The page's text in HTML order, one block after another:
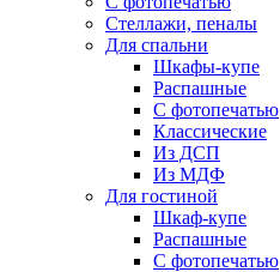
Стеллажи, пеналы
Для спальни
Шкафы-купе
Распашные
С фотопечатью
Классические
Из ДСП
Из МДФ
Для гостиной
Шкаф-купе
Распашные
С фотопечатью